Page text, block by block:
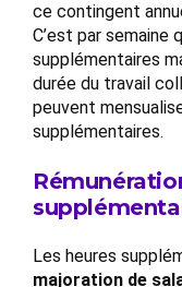
ce contingent
C’est par semaine
supplémentaires
durée du travail
peuvent
supplémentaires.
Les heures
majoration de